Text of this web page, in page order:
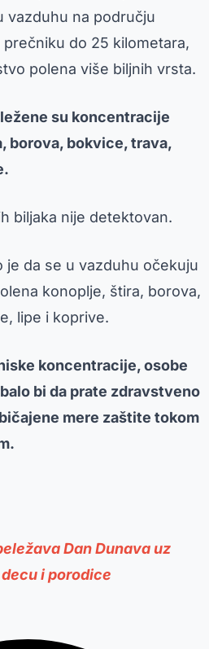
vazduhu na području
do 25 kilometara,
polena više biljnih vrsta.
su koncentracije
borova, bokvice, trava,
biljaka nije detektovan.
je da se u vazduhu očekuju
konoplje, štira, borova,
lipe i koprive.
koncentracije, osobe
bi da prate zdravstveno
mere zaštite tokom
Dan Dunava uz
i porodice